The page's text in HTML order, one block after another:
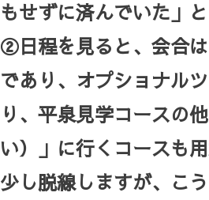
もせずに済んでいた」
②日程を見ると、会合
であり、オプショナル
り、平泉見学コースの
い）」に行くコースも
少し脱線しますが、こ